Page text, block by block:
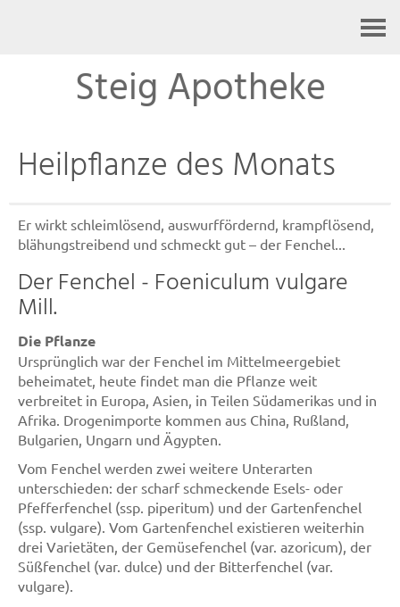
Steig Apotheke
Heilpflanze des Monats
Er wirkt schleimlösend, auswurffördernd, krampflösend,
blähungstreibend und schmeckt gut – der Fenchel...
Der Fenchel - Foeniculum vulgare
Mill.
Die Pflanze
Ursprünglich war der Fenchel im Mittelmeergebiet
beheimatet, heute findet man die Pflanze weit
verbreitet in Europa, Asien, in Teilen Südamerikas und in
Afrika. Drogenimporte kommen aus China, Rußland,
Bulgarien, Ungarn und Ägypten.
Vom Fenchel werden zwei weitere Unterarten
unterschieden: der scharf schmeckende Esels- oder
Pfefferfenchel (ssp. piperitum) und der Gartenfenchel
(ssp. vulgare). Vom Gartenfenchel existieren weiterhin
drei Varietäten, der Gemüsefenchel (var. azoricum), der
Süßfenchel (var. dulce) und der Bitterfenchel (var.
vulgare).